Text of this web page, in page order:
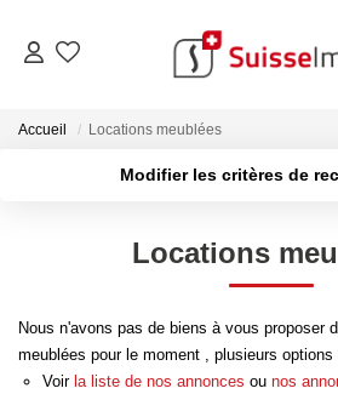
ACHETER
Découvrez Nos Biens À
Confiez-Nous La Recherche
VENDRE
Accueil Locations meublées
Modifier les critères de
Budget max
Locations
Nous n'avons pas de biens à vous proposer
meublées pour le moment , plusieurs
Voir la liste de nos annonces ou nos